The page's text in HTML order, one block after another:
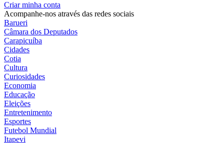
Criar minha conta
Acompanhe-nos através das redes sociais
Barueri
Câmara dos Deputados
Carapicuíba
Cidades
Cotia
Cultura
Curiosidades
Economia
Educação
Eleições
Entretenimento
Esportes
Futebol Mundial
Itapevi